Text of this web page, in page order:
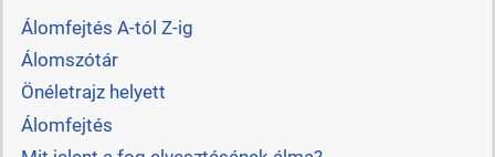
Álomfejtés A-tól Z-ig
Álomszótár
Önéletrajz helyett
Álomfejtés